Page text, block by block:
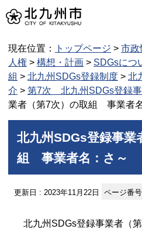
現在位置： トップページ > 市政
人権 > 構想・計画 > SDGsにつ
組 > 北九州SDGs登録制度 > 北
介 > 第7次 北九州SDGs登録
業者（第7次）の取組 事業者
北九州SDGs登録事業
組 事業者名：さ～
更新日 : 2023年11月22日 ページ番
北九州SDGs登録事業者（第